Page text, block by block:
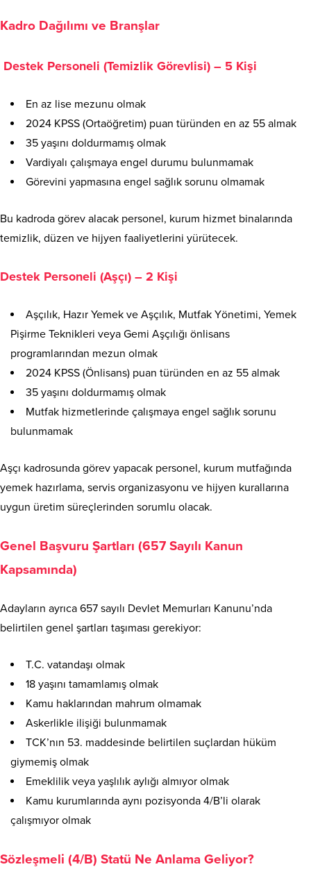
Kadro Dağılımı ve Branşlar
Destek Personeli (Temizlik Görevlisi) – 5 Kişi
En az lise mezunu olmak
2024 KPSS (Ortaöğretim) puan türünden en az 55 almak
35 yaşını doldurmamış olmak
Vardiyalı çalışmaya engel durumu bulunmamak
Görevini yapmasına engel sağlık sorunu olmamak
Bu kadroda görev alacak personel, kurum hizmet binalarında
temizlik, düzen ve hijyen faaliyetlerini yürütecek.
Destek Personeli (Aşçı) – 2 Kişi
Aşçılık, Hazır Yemek ve Aşçılık, Mutfak Yönetimi, Yemek
Pişirme Teknikleri veya Gemi Aşçılığı önlisans
programlarından mezun olmak
2024 KPSS (Önlisans) puan türünden en az 55 almak
35 yaşını doldurmamış olmak
Mutfak hizmetlerinde çalışmaya engel sağlık sorunu
bulunmamak
Aşçı kadrosunda görev yapacak personel, kurum mutfağında
yemek hazırlama, servis organizasyonu ve hijyen kurallarına
uygun üretim süreçlerinden sorumlu olacak.
Genel Başvuru Şartları (657 Sayılı Kanun
Kapsamında)
Adayların ayrıca 657 sayılı Devlet Memurları Kanunu’nda
belirtilen genel şartları taşıması gerekiyor:
T.C. vatandaşı olmak
18 yaşını tamamlamış olmak
Kamu haklarından mahrum olmamak
Askerlikle ilişiği bulunmamak
TCK’nın 53. maddesinde belirtilen suçlardan hüküm
giymemiş olmak
Emeklilik veya yaşlılık aylığı almıyor olmak
Kamu kurumlarında aynı pozisyonda 4/B’li olarak
çalışmıyor olmak
Sözleşmeli (4/B) Statü Ne Anlama Geliyor?